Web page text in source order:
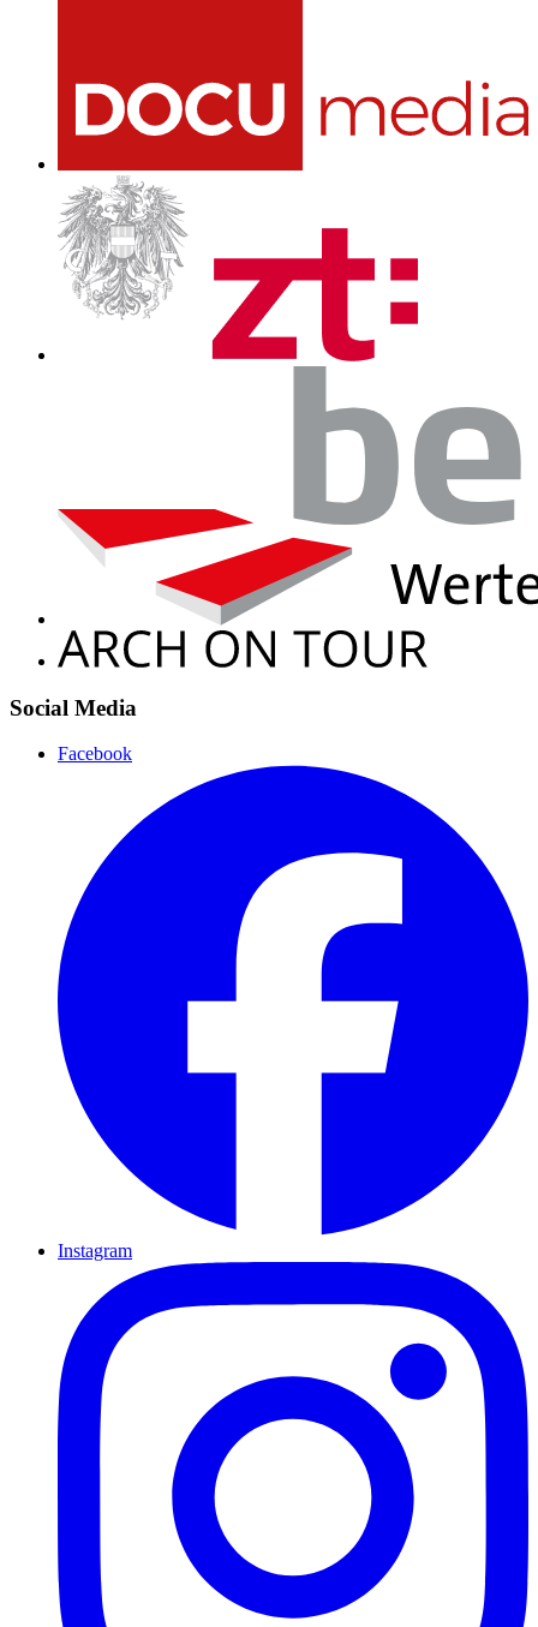
Social Media
Facebook
Instagram